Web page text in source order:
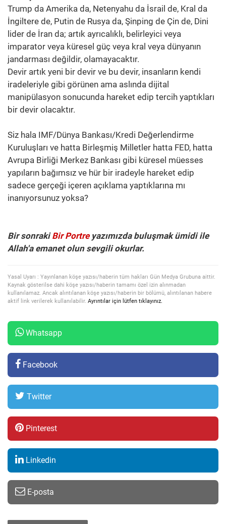
Trump da Amerika da, Netenyahu da İsrail de, Kral da
İngiltere de, Putin de Rusya da, Şinping de Çin de, Dini
lider de İran da; artık ayrıcalıklı, belirleyici veya
imparator veya küresel güç veya kral veya dünyanın
jandarması değildir, olamayacaktır.
Devir artık yeni bir devir ve bu devir, insanların kendi
iradeleriyle gibi görünen ama aslında dijital
manipülasyon sonucunda hareket edip tercih yaptıkları
bir devir olacaktır.
Siz hala IMF/Dünya Bankası/Kredi Değerlendirme
Kuruluşları ve hatta Birleşmiş Milletler hatta FED, hatta
Avrupa Birliği Merkez Bankası gibi küresel müesses
yapıların bağımsız ve hür bir iradeyle hareket edip
sadece gerçeği içeren açıklama yaptıklarına mı
inanıyorsunuz yoksa?
Bir sonrakiBir Portreyazımızda buluşmak ümidi ile
Allah'a emanet olun sevgili okurlar.
Yasal Uyarı : Yayınlanan köşe yazısı/haberin tüm hakları Gün Medya Grubuna aittir.
Kaynak gösterilse dahi köşe yazısı/haberin tamamı özel izin alınmadan
kullanılamaz. Ancak alıntılanan köşe yazısı/haberin bir bölümü, alıntılanan habere
aktif link verilerek kullanılabilir. Ayrıntılar için lütfen tıklayınız.
Whatsapp
Facebook
Twitter
Pinterest
Linkedin
E-posta